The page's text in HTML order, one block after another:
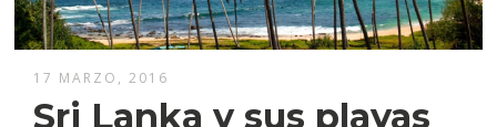
17 MARZO, 2016
Sri Lanka y sus playas